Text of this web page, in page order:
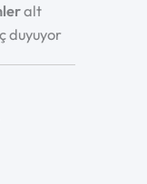
alt
duyuyor